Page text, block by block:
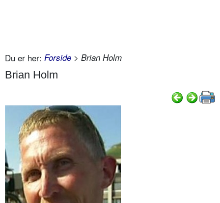
Du er her: Forside > Brian Holm
Brian Holm